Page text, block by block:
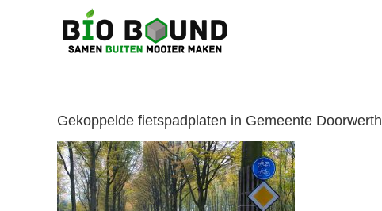
Gekoppelde fietspadplaten in Gemeente Doorwerth